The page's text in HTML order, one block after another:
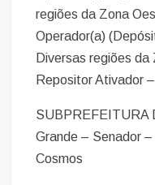
regiões da Zona
Operador(a)
Diversas regiões da
Repositor Ativador
SUBPREFEITURA
Grande – Senador
Cosmos